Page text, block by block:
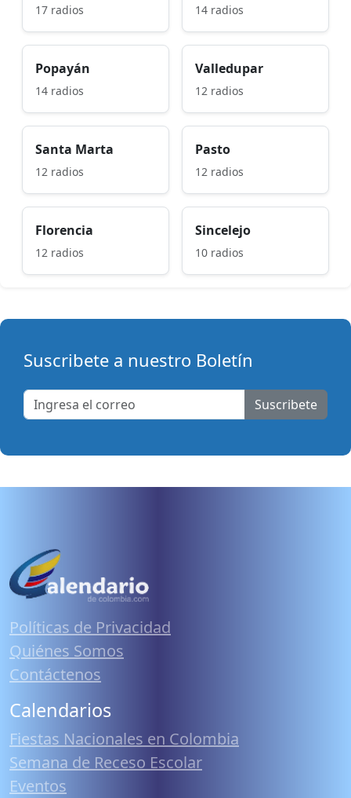
17 radios 14 radios
Popayán
14 radios
Valledupar
12 radios
Santa Marta
12 radios
Pasto
12 radios
Florencia
12 radios
Sincelejo
10 radios
Suscribete a nuestro Boletín
Suscribete
Políticas de Privacidad
Quiénes Somos
Contáctenos
Calendarios
Fiestas Nacionales en Colombia
Semana de Receso Escolar
Eventos